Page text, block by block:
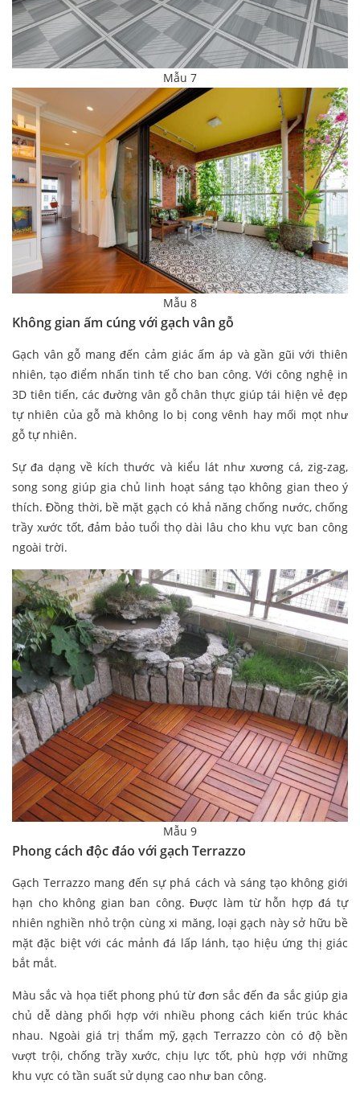
Mẫu 7
Mẫu 8
Không gian ấm cúng với gạch vân gỗ
Gạch vân gỗ mang đến cảm giác ấm áp và gần gũi với thiên
nhiên, tạo điểm nhấn tinh tế cho ban công. Với công nghệ in
3D tiên tiến, các đường vân gỗ chân thực giúp tái hiện vẻ đẹp
tự nhiên của gỗ mà không lo bị cong vênh hay mối mọt như
gỗ tự nhiên.
Sự đa dạng về kích thước và kiểu lát như xương cá, zig-zag,
song song giúp gia chủ linh hoạt sáng tạo không gian theo ý
thích. Đồng thời, bề mặt gạch có khả năng chống nước, chống
trầy xước tốt, đảm bảo tuổi thọ dài lâu cho khu vực ban công
ngoài trời.
Mẫu 9
Phong cách độc đáo với gạch Terrazzo
Gạch Terrazzo mang đến sự phá cách và sáng tạo không giới
hạn cho không gian ban công. Được làm từ hỗn hợp đá tự
nhiên nghiền nhỏ trộn cùng xi măng, loại gạch này sở hữu bề
mặt đặc biệt với các mảnh đá lấp lánh, tạo hiệu ứng thị giác
bắt mắt.
Màu sắc và họa tiết phong phú từ đơn sắc đến đa sắc giúp gia
chủ dễ dàng phối hợp với nhiều phong cách kiến trúc khác
nhau. Ngoài giá trị thẩm mỹ, gạch Terrazzo còn có độ bền
vượt trội, chống trầy xước, chịu lực tốt, phù hợp với những
khu vực có tần suất sử dụng cao như ban công.